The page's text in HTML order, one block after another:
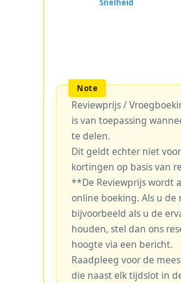
Reviewprijs /
is van toepassing
te delen.
Dit geldt echter niet
kortingen op basis van
**De Reviewprijs wordt
online boeking. Als u
bijvoorbeeld als u de
houden, stel dan ons
hoogte via een bericht.
Raadpleeg voor de
die naast elk tijdslot in